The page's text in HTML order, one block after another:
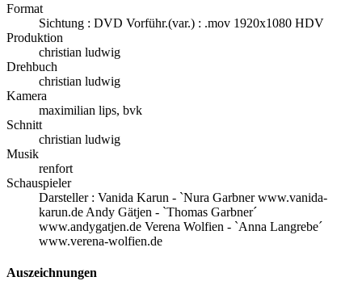
Format
Sichtung : DVD Vorführ.(var.) : .mov 1920x1080 HDV
Produktion
christian ludwig
Drehbuch
christian ludwig
Kamera
maximilian lips, bvk
Schnitt
christian ludwig
Musik
renfort
Schauspieler
Darsteller : Vanida Karun - `Nura Garbner www.vanida-
karun.de Andy Gätjen - `Thomas Garbner´
www.andygatjen.de Verena Wolfien - `Anna Langrebe´
www.verena-wolfien.de
Auszeichnungen